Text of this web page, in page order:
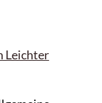
Leichter